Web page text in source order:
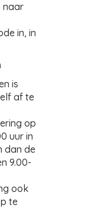
naar
in, in
is
af te
op
uur in
dan de
9.00-
ook
te